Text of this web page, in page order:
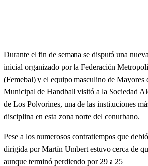
Durante el fin de semana se disputó una
inicial organizado por la Federación
(Femebal) y el equipo masculino de Mayores
Municipal de Handball visitó a la Sociedad
de Los Polvorines, una de las instituciones
disciplina en esta zona norte del conurbano.
Pese a los numerosos contratiempos que
dirigida por Martín Umbert estuvo cerca de
aunque terminó perdiendo por 29 a 25